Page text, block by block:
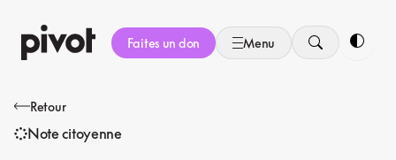
au
contenu
Faites un don Menu
Retour
Note citoyenne